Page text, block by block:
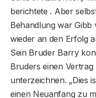
berichtete . Aber
Behandlung war
wieder an den Erfolg
Sein Bruder Barry
Bruders einen Vertrag
unterzeichnen. „Dies
einen Neuanfang zu